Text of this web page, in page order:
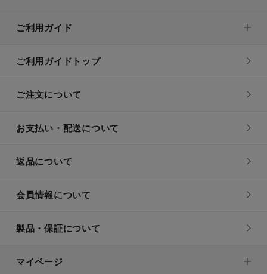
ご利用ガイド
ご利用ガイドトップ
ご注文について
お支払い・配送について
返品について
会員情報について
製品・保証について
マイページ